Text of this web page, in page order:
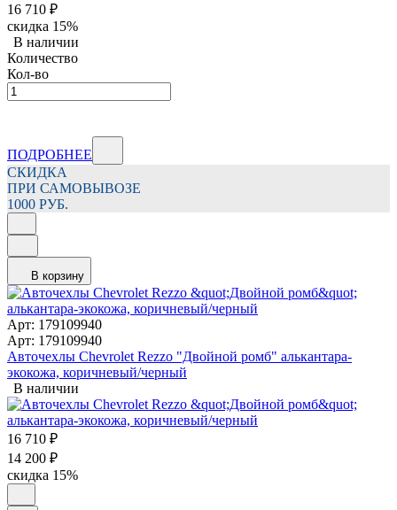
16 710 ₽
скидка 15%
В наличии
Количество
Кол-во
ПОДРОБНЕЕ
СКИДКА
ПРИ САМОВЫВОЗЕ
1000 РУБ.
В корзину
Арт: 179109940
Арт: 179109940
Авточехлы Chevrolet Rezzo "Двойной ромб" алькантара-
экокожа, коричневый/черный
В наличии
16 710 ₽
14 200 ₽
скидка 15%